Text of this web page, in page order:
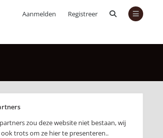
Aanmelden Registreer
zou deze website niet bestaan, wij
trots om ze hier te presenteren..